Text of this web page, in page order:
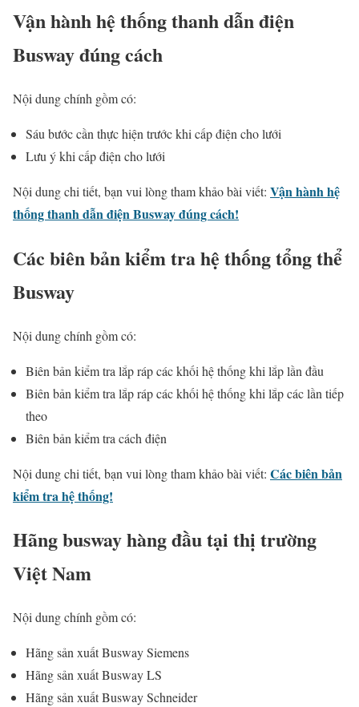
Vận hành hệ thống thanh dẫn điện
Busway đúng cách
Nội dung chính gồm có:
Sáu bước cần thực hiện trước khi cấp điện cho lưới
Lưu ý khi cấp điện cho lưới
Nội dung chi tiết, bạn vui lòng tham khảo bài viết: Vận hành hệ
thống thanh dẫn điện Busway đúng cách!
Các biên bản kiểm tra hệ thống tổng thể
Busway
Nội dung chính gồm có:
Biên bản kiểm tra lắp ráp các khối hệ thống khi lắp lần đầu
Biên bản kiểm tra lắp ráp các khối hệ thống khi lắp các lần tiếp
theo
Biên bản kiểm tra cách điện
Nội dung chi tiết, bạn vui lòng tham khảo bài viết: Các biên bản
kiểm tra hệ thống!
Hãng busway hàng đầu tại thị trường
Việt Nam
Nội dung chính gồm có:
Hãng sản xuất Busway Siemens
Hãng sản xuất Busway LS
Hãng sản xuất Busway Schneider